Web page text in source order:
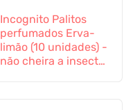
Incognito Palitos
perfumados Erva-
limão (10 unidades) -
não cheira a insectos